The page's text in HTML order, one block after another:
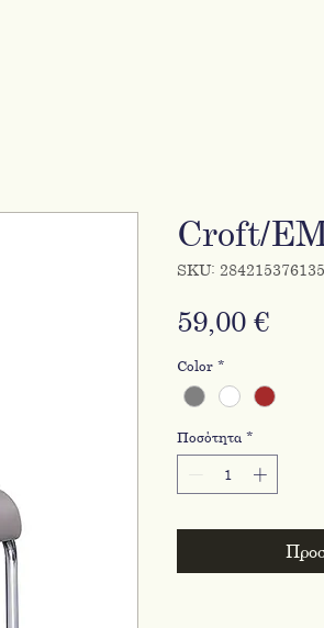
Croft/
SKU:
59,00 €Τιμή
Color *
Ποσότητα *